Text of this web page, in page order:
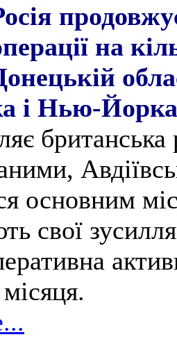
на
і Нью-
британська
основним
свої